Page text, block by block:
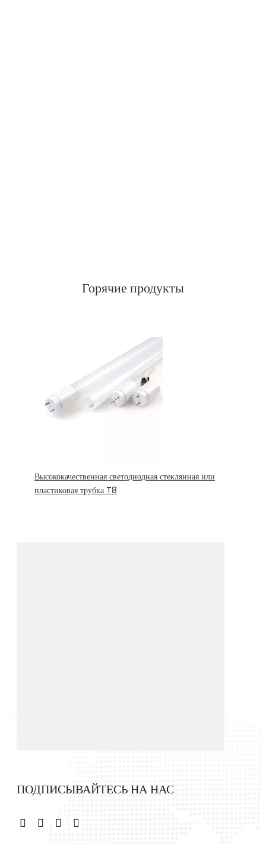
Горячие продукты
Высококачественная светодиодная стеклянная или
пластиковая трубка T8
ПОДПИСЫВАЙТЕСЬ НА НАС